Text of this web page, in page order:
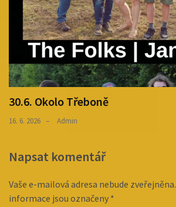
30.6. Okolo Třeboně
16. 6. 2026 Admin
Napsat komentář
Vaše e-mailová adresa nebude zveřejněna.
informace jsou označeny *